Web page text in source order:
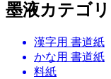
墨液カテゴ
漢字用 書道紙
かな用 書道紙
料紙